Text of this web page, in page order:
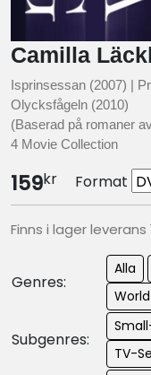
Camilla
Isprinsessan (2007) |
Olycksfågeln (2010)
(Baserad på romaner
4 Movie Collection
159kr Format
Finns i lager
Genres:
Alla
Subgenres:
TV-